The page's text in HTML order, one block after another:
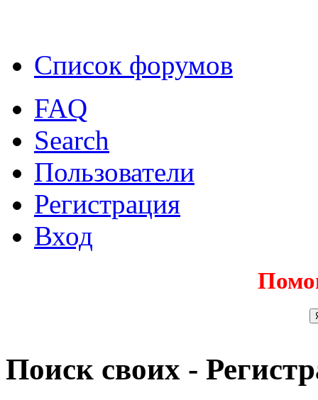
Список форумов
FAQ
Search
Пользователи
Регистрация
Вход
Поиск своих -